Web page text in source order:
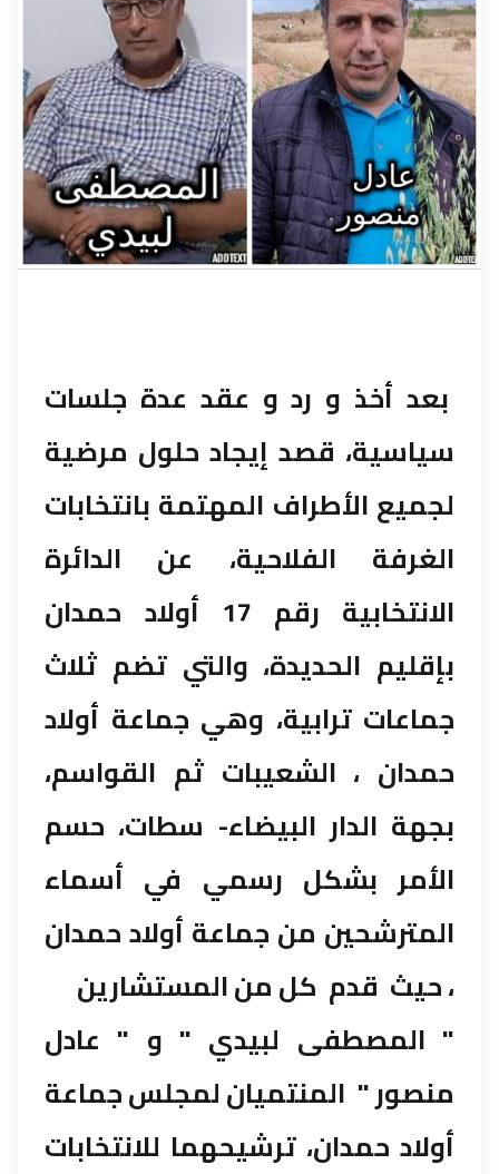
بعد أخذ و رد و عقد عدة جلسات
سياسية، قصد إيجاد حلول مرضية
لجميع الأطراف المهتمة بانتخابات
الغرفة الفلاحية، عن الدائرة
الانتخابية رقم 17 أولاد حمدان
بإقليم الحديدة، والتي تضم ثلاث
جماعات ترابية، وهي جماعة أولاد
حمدان ، الشعيبات ثم القواسم،
بجهة الدار البيضاء- سطات، حسم
الأمر بشكل رسمي في أسماء
المترشحين من جماعة أولاد حمدان
، حيث قدم كل من المستشارين
" المصطفى لبيدي " و " عادل
منصور " المنتميان لمجلس جماعة
أولاد حمدان، ترشيحهما للانتخابات